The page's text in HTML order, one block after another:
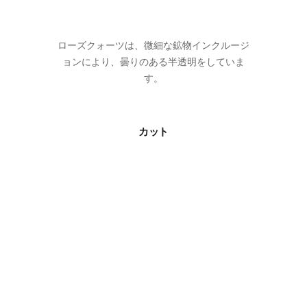
ローズクォーツは、微細な鉱物インクルージ
ョンにより、曇りのある半透明をしていま
す。
カット